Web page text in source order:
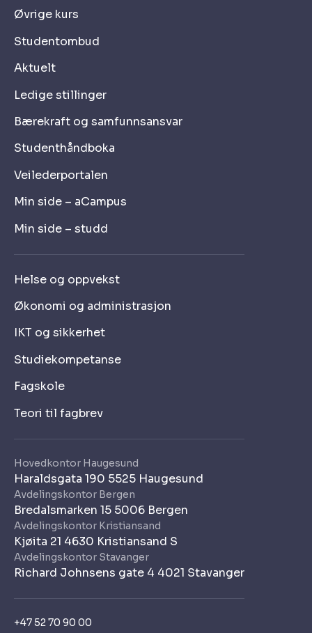
+47 52 70 90 00
Hovedkontor Haugesund
Haraldsgata 190 5525 Haugesund
Avdelingskontor Bergen
Bredalsmarken 15 5006 Bergen
Avdelingskontor Kristiansand
Kjøita 21 4630 Kristiansand S
Avdelingskontor Stavanger
Richard Johnsens gate 4 4021 Stavanger
Øvrige kurs
Studentombud
Aktuelt
Ledige stillinger
Bærekraft og samfunnsansvar
Studenthåndboka
Veilederportalen
Min side – aCampus
Min side – studd
Helse og oppvekst
Økonomi og administrasjon
IKT og sikkerhet
Studiekompetanse
Fagskole
Teori til fagbrev